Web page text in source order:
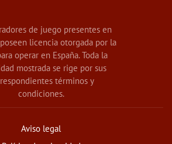
de juego presentes en
licencia otorgada por la
operar en España. Toda la
mostrada se rige por sus
términos y
condiciones.
Aviso legal